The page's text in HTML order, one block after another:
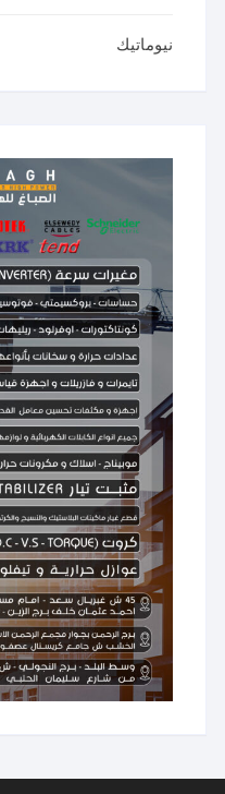
نيوماتيك